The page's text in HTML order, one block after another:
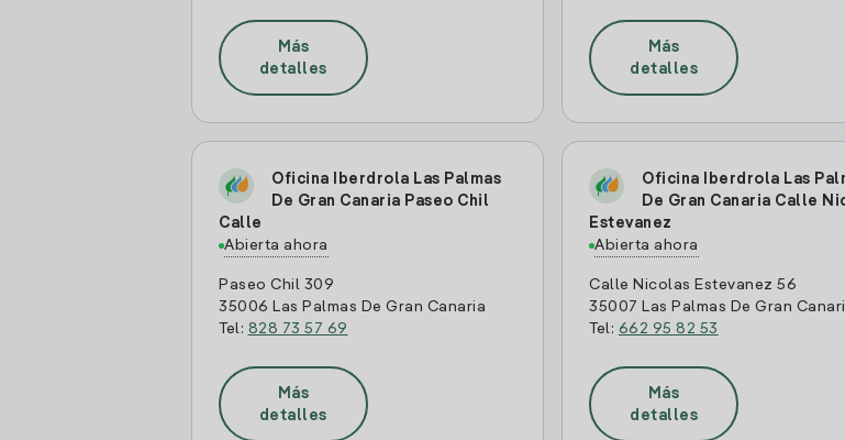
Más
detalles
Más
detalles
Oficina Iberdrola Las Palmas
De Gran Canaria Paseo Chil
Calle
Abierta ahora
Paseo Chil 309
35006 Las Palmas De Gran Canaria
Tel: 828 73 57 69
Más
detalles
Oficina Iberdrola Las
De Gran Canaria Calle
Estevanez
Abierta ahora
Calle Nicolas Estevanez 56
35007 Las Palmas De Gran
Tel: 662 95 82 53
Más
detalles